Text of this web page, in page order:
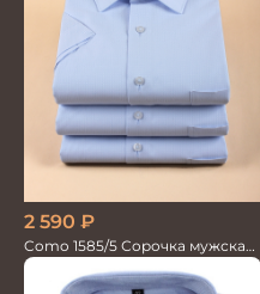
2 590 ₽
Como 1585/5 Сорочка мужская
кор.рукав